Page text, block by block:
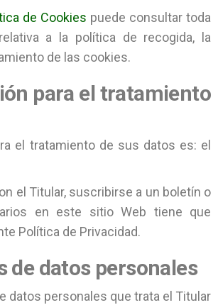
de Cookies puede consultar toda
a la política de recogida, la
de las cookies.
para el tratamiento
el tratamiento de sus datos es: el
el Titular, suscribirse a un boletín o
en este sitio Web tiene que
Política de Privacidad.
de datos personales
datos personales que trata el Titular